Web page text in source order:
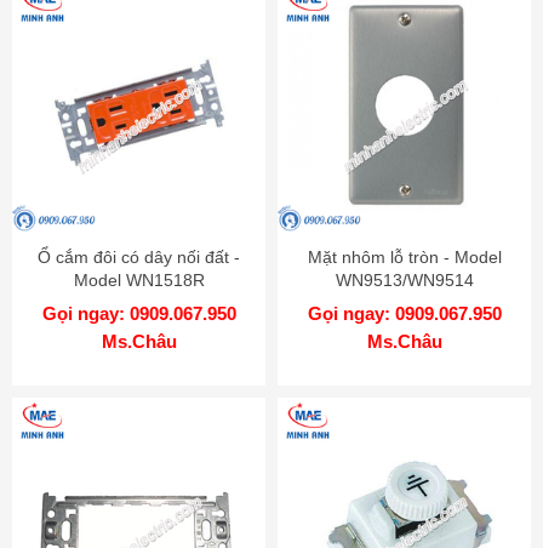
Ổ cắm đôi có dây nối đất -
Model WN1518R
Gọi ngay: 0909.067.950
Ms.Châu
Mặt nhôm lỗ tròn - Model
WN9513/WN9514
Gọi ngay: 0909.067.950
Ms.Châu